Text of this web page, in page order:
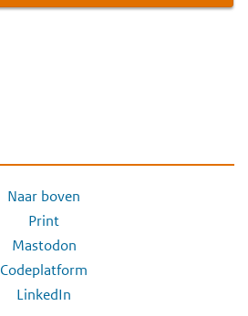
Naar boven
Print
Mastodon
Codeplatform
LinkedIn